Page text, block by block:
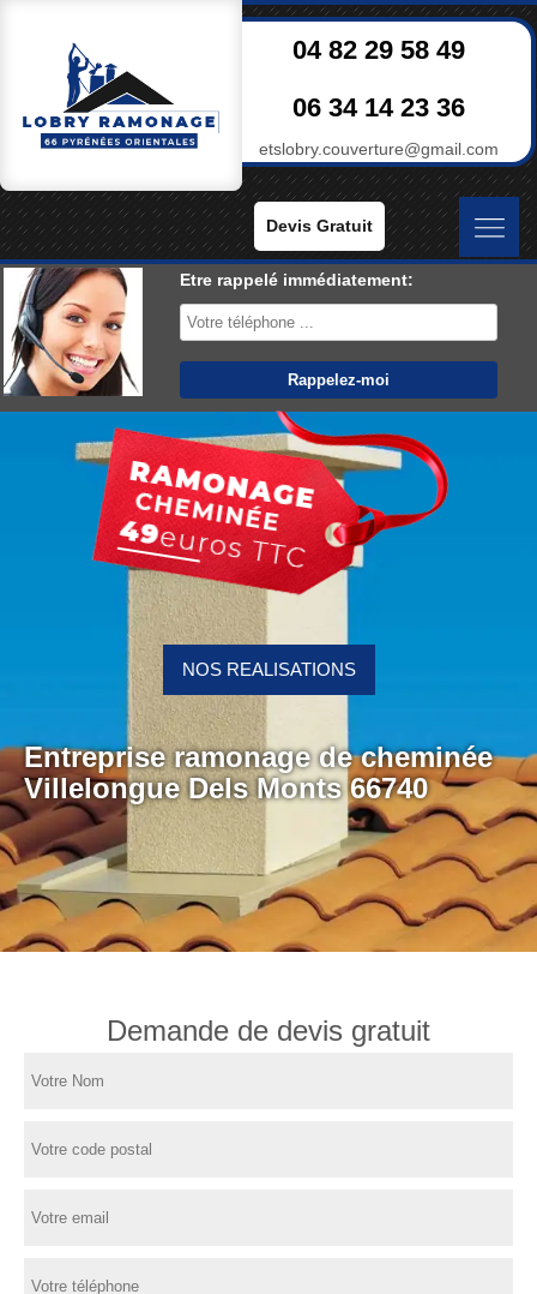
04 82 29 58 49
06 34 14 23 36
etslobry.couverture@gmail.com
Devis Gratuit
Etre rappelé immédiatement:
Entreprise ramonage de cheminée
Villelongue Dels Monts 66740
NOS REALISATIONS
Demande de devis gratuit